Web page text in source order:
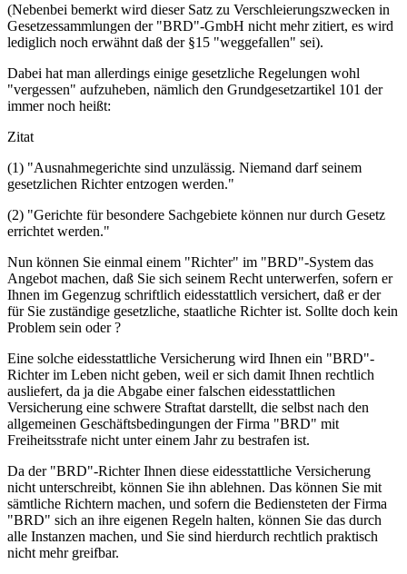
(Nebenbei bemerkt wird dieser Satz zu Verschleierungszwecken in
Gesetzessammlungen der "BRD"-GmbH nicht mehr zitiert, es wird
lediglich noch erwähnt daß der §15 "weggefallen" sei).
Dabei hat man allerdings einige gesetzliche Regelungen wohl
"vergessen" aufzuheben, nämlich den Grundgesetzartikel 101 der
immer noch heißt:
Zitat
(1) "Ausnahmegerichte sind unzulässig. Niemand darf seinem
gesetzlichen Richter entzogen werden."
(2) "Gerichte für besondere Sachgebiete können nur durch Gesetz
errichtet werden."
Nun können Sie einmal einem "Richter" im "BRD"-System das
Angebot machen, daß Sie sich seinem Recht unterwerfen, sofern er
Ihnen im Gegenzug schriftlich eidesstattlich versichert, daß er der
für Sie zuständige gesetzliche, staatliche Richter ist. Sollte doch kein
Problem sein oder ?
Eine solche eidesstattliche Versicherung wird Ihnen ein "BRD"-
Richter im Leben nicht geben, weil er sich damit Ihnen rechtlich
ausliefert, da ja die Abgabe einer falschen eidesstattlichen
Versicherung eine schwere Straftat darstellt, die selbst nach den
allgemeinen Geschäftsbedingungen der Firma "BRD" mit
Freiheitsstrafe nicht unter einem Jahr zu bestrafen ist.
Da der "BRD"-Richter Ihnen diese eidesstattliche Versicherung
nicht unterschreibt, können Sie ihn ablehnen. Das können Sie mit
sämtliche Richtern machen, und sofern die Bediensteten der Firma
"BRD" sich an ihre eigenen Regeln halten, können Sie das durch
alle Instanzen machen, und Sie sind hierdurch rechtlich praktisch
nicht mehr greifbar.